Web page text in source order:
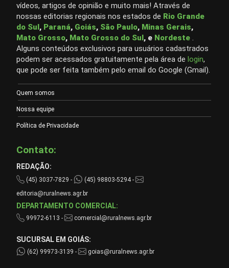
vídeos, artigos de opinião e muito mais! Através de
nossas editorias regionais nos estados de Rio Grande
do Sul, Paraná, Goiás, São Paulo, Minas Gerais,
Mato Grosso, Mato Grosso do Sul, e Nordeste .
Alguns conteúdos exclusivos para usuários cadastrados
podem ser acessados gratuitamente pela área de login,
que pode ser feita também pelo email do Google (Gmail).
Quem somos
Nossa equipe
Política de Privacidade
Contato:
REDAÇÃO:
(45) 3037-7829 -
(45) 98803-5294 -
editoria@ruralnews.agr.br
DEPARTAMENTO COMERCIAL:
99972-6113 - comercial@ruralnews.agr.br
SUCURSAL EM GOIÁS:
(62) 99973-3139 - goias@ruralnews.agr.br